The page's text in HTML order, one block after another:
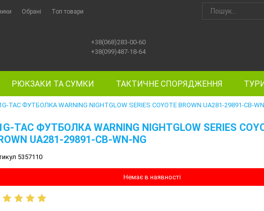
Обрані Топ товари
+38(068)283-00-60
+38(099)487-18-64
РЮКЗАКИ ТА СУМКИ ТАКТИЧНЕ СПОРЯДЖЕННЯ
TAC ФУТБОЛКА WARNING NIGHTGLOW SERIES COYOTE BROWN UA281-29891-CB-
TAC ФУТБОЛКА WARNING NIGHTGLOW SERIES
UA281-29891-CB-WN-NG
5357110
Немає в наявності